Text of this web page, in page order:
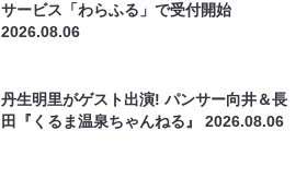
サービス「わらふる」で受付開始
2026.08.06
丹生明里がゲスト出演! パンサー向井＆長
田『くるま温泉ちゃんねる』2026.08.06